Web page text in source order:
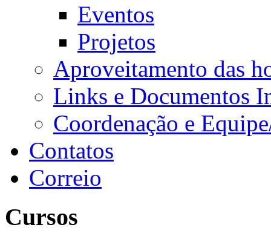
Eventos
Projetos
Aproveitamento das
Links e Documentos
Coordenação e
Contatos
Correio
Cursos